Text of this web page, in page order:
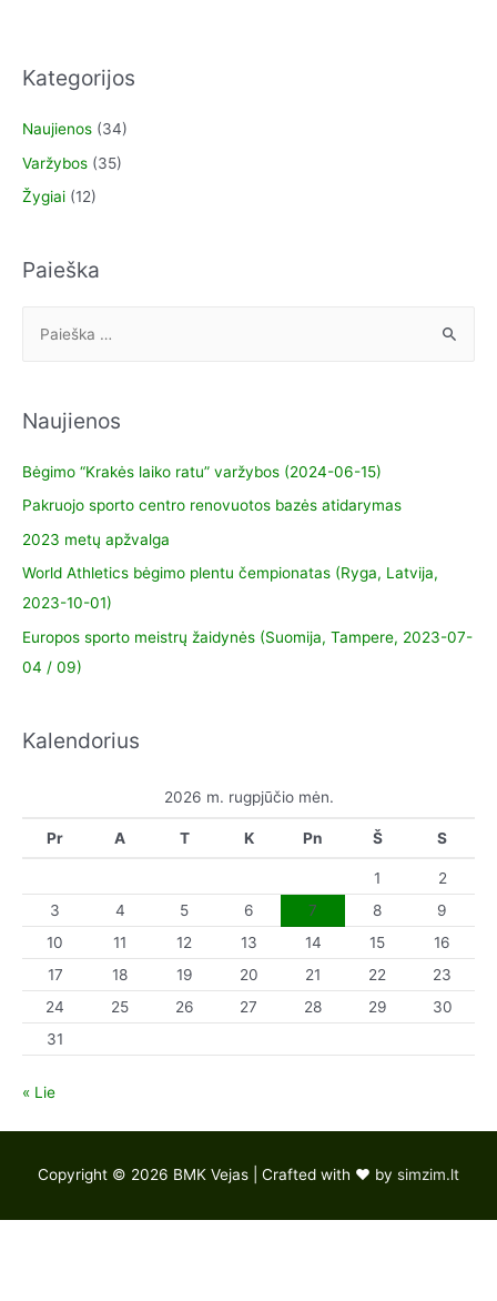
Kategorijos
Naujienos (34)
Varžybos (35)
Žygiai (12)
Paieška
Naujienos
Bėgimo “Krakės laiko ratu” varžybos (2024-06-15)
Pakruojo sporto centro renovuotos bazės atidarymas
2023 metų apžvalga
World Athletics bėgimo plentu čempionatas (Ryga, Latvija,
2023-10-01)
Europos sporto meistrų žaidynės (Suomija, Tampere, 2023-07-
04 / 09)
Kalendorius
2026 m. rugpjūčio mėn.
Pr A T K Pn Š S
1
2
3
4 5 6 7 8
9
10
11 12 13 14 15
16
17
18 19 20 21 22
23
24
25 26 27 28 29
30
31
« Lie
Copyright © 2026 BMK Vejas | Crafted with ♥ by simzim.lt